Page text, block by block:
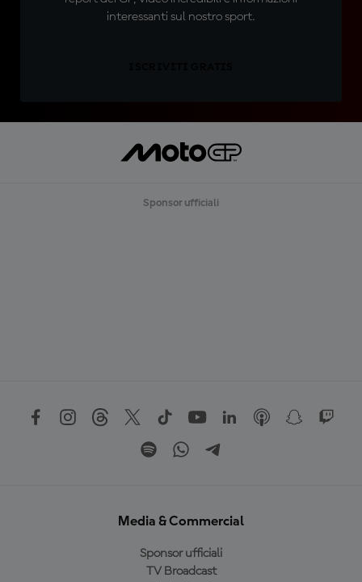
interessanti sul nostro sport.
Sponsor ufficiali
Media & Commercial
Sponsor ufficiali
TV Broadcast